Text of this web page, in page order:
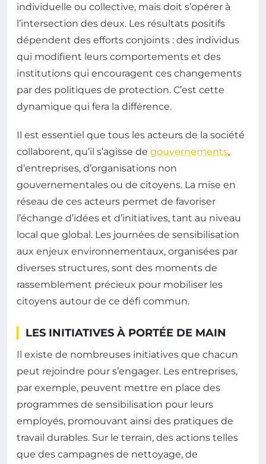
individuelle ou collective, mais doit s’opérer à
l’intersection des deux. Les résultats positifs
dépendent des efforts conjoints : des individus
qui modifient leurs comportements et des
institutions qui encouragent ces changements
par des politiques de protection. C’est cette
dynamique qui fera la différence.
Il est essentiel que tous les acteurs de la société
collaborent, qu’il s’agisse de gouvernements,
d’entreprises, d’organisations non
gouvernementales ou de citoyens. La mise en
réseau de ces acteurs permet de favoriser
l’échange d’idées et d’initiatives, tant au niveau
local que global. Les journées de sensibilisation
aux enjeux environnementaux, organisées par
diverses structures, sont des moments de
rassemblement précieux pour mobiliser les
citoyens autour de ce défi commun.
LES INITIATIVES À PORTÉE DE MAIN
Il existe de nombreuses initiatives que chacun
peut rejoindre pour s’engager. Les entreprises,
par exemple, peuvent mettre en place des
programmes de sensibilisation pour leurs
employés, promouvant ainsi des pratiques de
travail durables. Sur le terrain, des actions telles
que des campagnes de nettoyage, de